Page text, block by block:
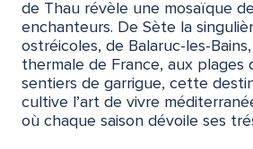
de Thau révèle une mosaïque
enchanteurs. De Sète la
ostréicoles, de Balaruc-les-
thermale de France, aux plages
sentiers de garrigue, cette
cultive l’art de vivre
où chaque saison dévoile ses